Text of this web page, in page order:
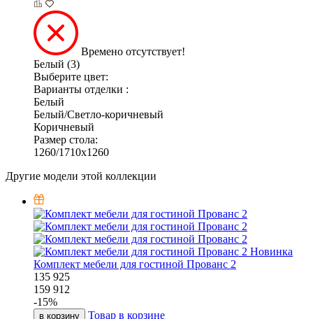
Времено отсутствует!
Белый (3)
Выберите цвет:
Варианты отделки :
Белый
Белый/Светло-коричневый
Коричневый
Размер стола:
1260/1710х1260
Другие модели этой коллекции
Новинка
Комплект мебели для гостиной Прованс 2
135 925
159 912
-15%
в корзину Товар в корзине